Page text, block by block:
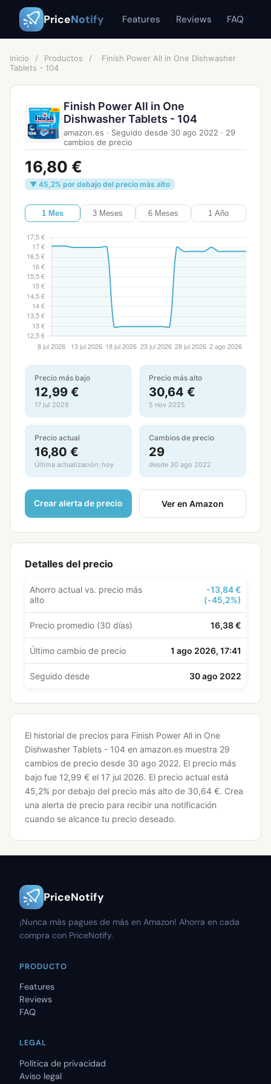
PriceNotify Features Reviews FAQ
Inicio / Productos /
Finish Power All in One Dishwasher
Tablets - 104
Finish Power All in One
Dishwasher Tablets - 104
amazon.es · Seguido desde 30 ago 2022 · 29
cambios de precio
16,80 €
▼ 45,2% por debajo del precio más alto
1 Mes 3 Meses 6 Meses 1 Año
Precio más bajo
12,99 €
17 jul 2026
Precio más alto
30,64 €
5 nov 2025
Precio actual
16,80 €
Última actualización: hoy
Cambios de precio
29
desde 30 ago 2022
Crear alerta de precio Ver en Amazon
Detalles del precio
Ahorro actual vs. precio más
alto
-13,84 €
(-45,2%)
Precio promedio (30 días) 16,38 €
Último cambio de precio 1 ago 2026, 17:41
Seguido desde 30 ago 2022
El historial de precios para Finish Power All in One
Dishwasher Tablets - 104 en amazon.es muestra 29
cambios de precio desde 30 ago 2022. El precio más
bajo fue 12,99 € el 17 jul 2026. El precio actual está
45,2% por debajo del precio más alto de 30,64 €. Crea
una alerta de precio para recibir una notificación
cuando se alcance tu precio deseado.
PriceNotify
¡Nunca más pagues de más en Amazon! Ahorra en cada
compra con PriceNotify.
PRODUCTO
Features
Reviews
FAQ
LEGAL
Política de privacidad
Aviso legal